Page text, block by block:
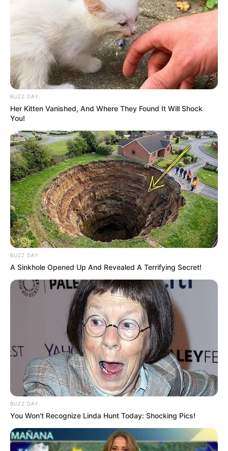
Baca juga: Biodata, Profil, dan Fakta Bhad Bhabie
Foto – foto Hannah Stocking
1. Bergaya dengan riasan danoutfitseperti tokoh penyihir
jahat, Ursula
(foto: instagram/hannahstocking)
2. Berjemur dengan mengenakan bikini di hari yang cerah
BUZZ DAY
Her Kitten Vanished, And Where They Found It Will Shock
You!
BUZZ DAY
A Sinkhole Opened Up And Revealed A Terrifying Secret!
BUZZ DAY
You Won't Recognize Linda Hunt Today: Shocking Pics!